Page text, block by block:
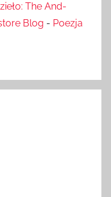
The And-
Blog - Poezja